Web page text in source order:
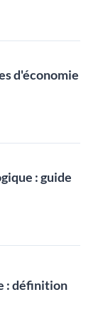
d'économie
: guide
: définition